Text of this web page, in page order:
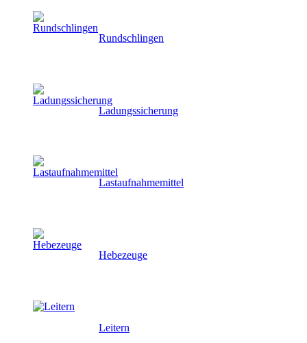
Rundschlingen
Ladungssicherung
Lastaufnahmemittel
Hebezeuge
Leitern